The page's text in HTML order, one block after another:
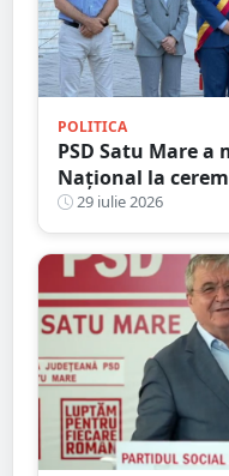
POLITICA
PSD Satu Mare
Național la
Octombrie
29 iulie 2026